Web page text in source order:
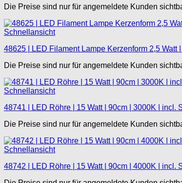
Die Preise sind nur für angemeldete Kunden
Schnellansicht
48625 | LED Filament Lampe Kerzenform 2,5 Watt
Die Preise sind nur für angemeldete Kunden
Schnellansicht
48741 | LED Röhre | 15 Watt | 90cm | 3000K | incl.
Die Preise sind nur für angemeldete Kunden
Schnellansicht
48742 | LED Röhre | 15 Watt | 90cm | 4000K | incl.